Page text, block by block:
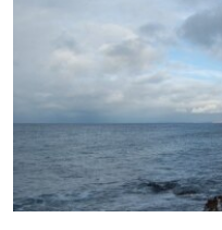
SÜRET
BLOGLAR
FİKİR
Русский
Українською